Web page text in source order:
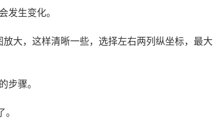
发生变化。
大，这样清晰一些，选择左右两列纵坐标，最大
步骤。